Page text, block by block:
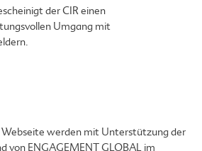
der CIR einen
Umgang mit
Webseite werden mit Unterstützung der
von ENGAGEMENT GLOBAL im